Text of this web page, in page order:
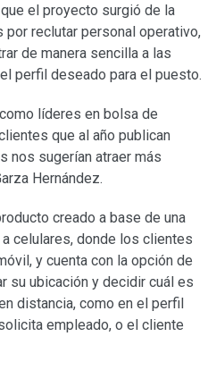
el proyecto surgió de la
reclutar personal operativo,
de manera sencilla a las
perfil deseado para el puesto.
líderes en bolsa de
que al año publican
nos sugerían atraer más
Hernández.
creado a base de una
celulares, donde los clientes
y cuenta con la opción de
su ubicación y decidir cuál es
distancia, como en el perfil
empleado, o el cliente